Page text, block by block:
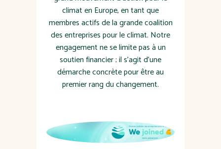
climat en Europe, en tant que
membres actifs de la grande coalition
des entreprises pour le climat. Notre
engagement ne se limite pas à un
soutien financier ; il s'agit d'une
démarche concrète pour être au
premier rang du changement.